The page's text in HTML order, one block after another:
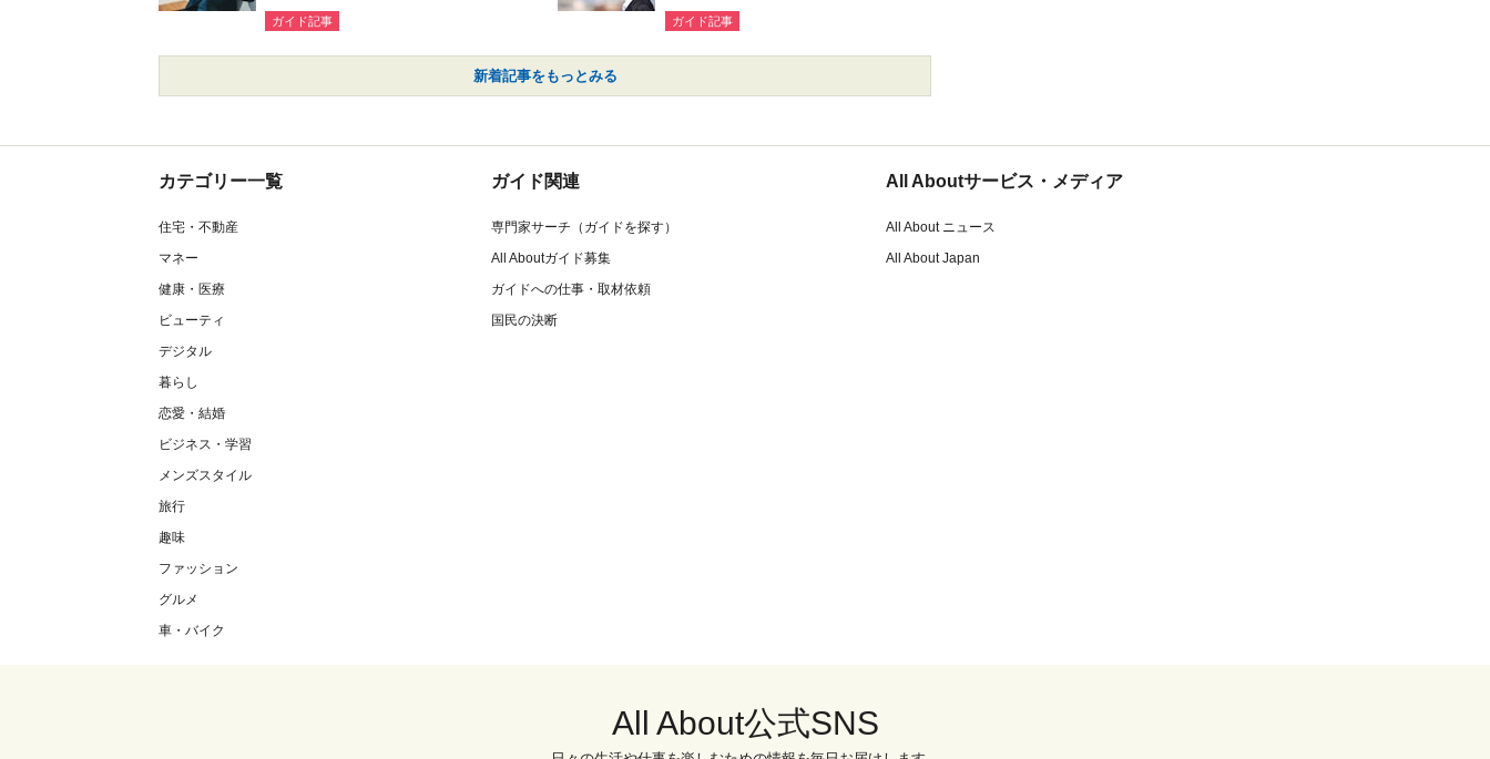
ガイド記事 ガイド記事
新着記事をもっとみる
カテゴリー一覧
住宅・不動産
マネー
健康・医療
ビューティ
デジタル
暮らし
恋愛・結婚
ビジネス・学習
メンズスタイル
旅行
趣味
ファッション
グルメ
車・バイク
ガイド関連
専門家サーチ（ガイドを探す）
All Aboutガイド募集
ガイドへの仕事・取材依頼
国民の決断
All Aboutサービス・メディア
All About ニュース
All About Japan
All About公式SNS